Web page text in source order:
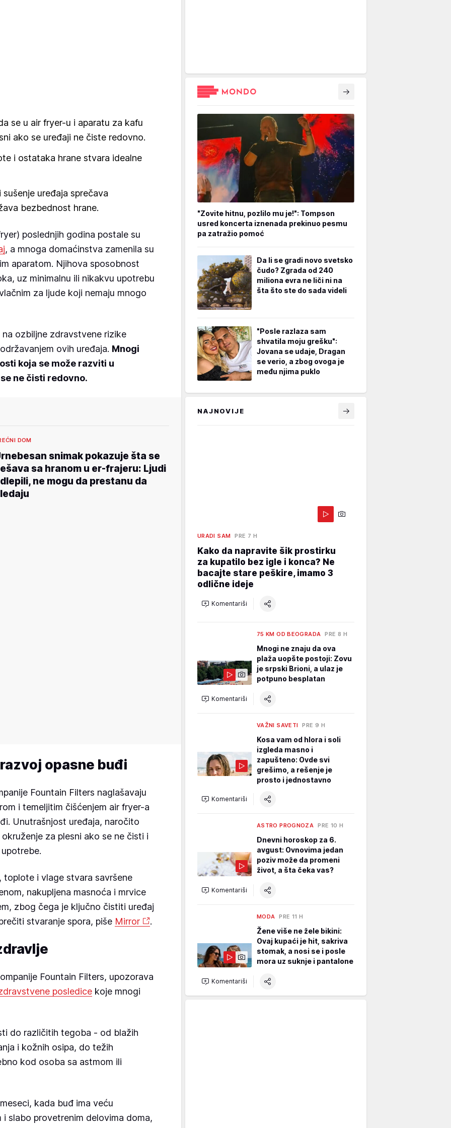
se u air fryer-u i aparatu za kafu
ako se uređaji ne čiste redovno.
i ostataka hrane stvara idealne
uređaja sprečava
bezbednost hrane.
poslednjih godina postale su
, a mnoga domaćinstva zamenila su
aparatom. Njihova sposobnost
uz minimalnu ili nikakvu upotrebu
za ljude koji nemaju mnogo
ozbiljne zdravstvene rizike
ovih uređaja. Mnogi
koja se može razviti u
ne čisti redovno.
DOM
snimak pokazuje šta se
sa hranom u er-frajeru: Ljudi
ne mogu da prestanu da
opasne buđi
Fountain Filters naglašavaju
i temeljitim čišćenjem air fryer-a
Unutrašnjost uređaja, naročito
za plesni ako se ne čisti i
toplote i vlage stvara savršene
nakupljena masnoća i mrvice
zbog čega je ključno čistiti uređaj
stvaranje spora, piše Mirror .
Fountain Filters, upozorava
posledice koje mnogi
do različitih tegoba - od blažih
i kožnih osipa, do težih
kod osoba sa astmom ili
kada buđ ima veću
slabo provetrenim delovima doma,
"Zovite hitnu, pozlilo mu je!": Tompson
usred koncerta iznenada prekinuo pesmu
pa zatražio pomoć
Da li se gradi novo svetsko
čudo? Zgrada od 240
miliona evra ne liči ni na
šta što ste do sada videli
"Posle razlaza sam
shvatila moju grešku":
Jovana se udaje, Dragan
se verio, a zbog ovoga je
među njima puklo
NAJNOVIJE
URADI SAM PRE 7 H
Kako da napravite šik prostirku
za kupatilo bez igle i konca? Ne
bacajte stare peškire, imamo 3
odlične ideje
Komentariši
75 KM OD BEOGRADA PRE 8 H
Mnogi ne znaju da ova
plaža uopšte postoji: Zovu
je srpski Brioni, a ulaz je
potpuno besplatan
Komentariši
VAŽNI SAVETI PRE 9 H
Kosa vam od hlora i soli
izgleda masno i
zapušteno: Ovde svi
grešimo, a rešenje je
prosto i jednostavno
Komentariši
ASTRO PROGNOZA PRE 10 H
Dnevni horoskop za 6.
avgust: Ovnovima jedan
poziv može da promeni
život, a šta čeka vas?
Komentariši
MODA PRE 11 H
Žene više ne žele bikini:
Ovaj kupaći je hit, sakriva
stomak, a nosi se i posle
mora uz suknje i pantalone
Komentariši